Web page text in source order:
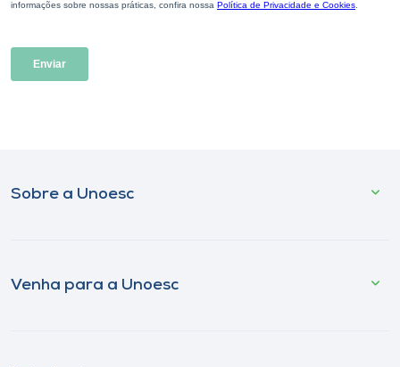
Sobre a Unoesc
Venha para a Unoesc